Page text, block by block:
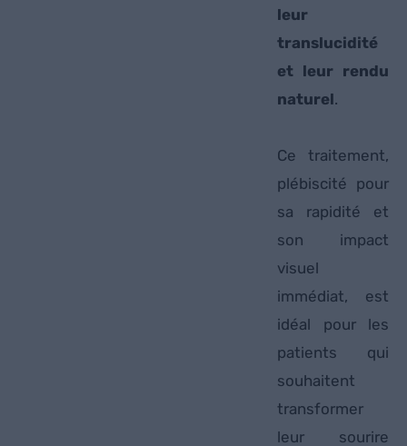
leur
translucidité
et leur rendu
naturel.
Ce traitement,
plébiscité pour
sa rapidité et
son impact
visuel
immédiat, est
idéal pour les
patients qui
souhaitent
transformer
leur sourire